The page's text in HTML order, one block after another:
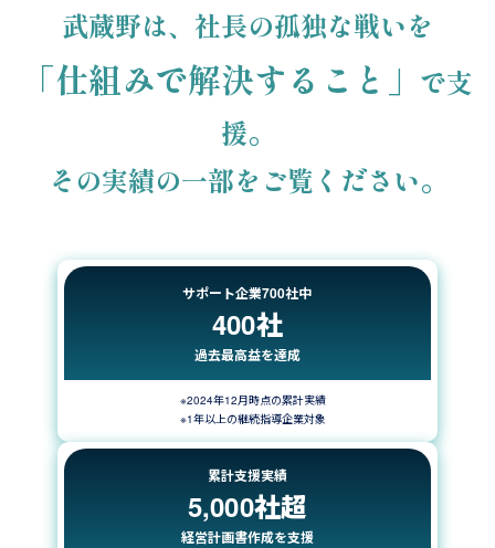
武蔵野は、社長の孤独な戦いを
「仕組みで解決すること」 で支
援。
その実績の一部をご覧ください。
サポート企業700社中
400社
過去最高益を達成
※2024年12月時点の累計実績
※1年以上の継続指導企業対象
累計支援実績
5,000社超
経営計画書作成を支援